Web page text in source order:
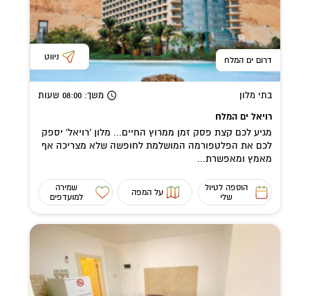
דרום ים המלח ניווט
בתי מלון משך: 08:00 שעות
רויאל ים המלח
מגיע לכם קצת פסק זמן ממרוץ החיים... מלון 'רויאל' יספק
לכם את הפלטפורמה המושלמת לחופשה שלא מצריכה אף
מאמץ ומאפשרת...
הוספה לטיול
שלי
על המפה
שמירה
למועדפים